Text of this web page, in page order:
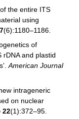
the entire ITS
using
(6):1180–1186.
of
rDNA and plastid
American Journal
intrageneric
on nuclear
22(1):372–95.